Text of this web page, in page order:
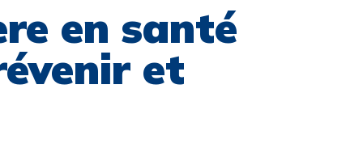
en santé
et